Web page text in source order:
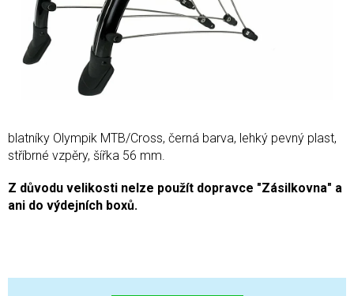
blatníky Olympik MTB/Cross, černá barva, lehký pevný plast,
stříbrné vzpěry, šířka 56 mm.
Z důvodu velikosti nelze použít dopravce "Zásilkovna" a
ani do výdejních boxů.